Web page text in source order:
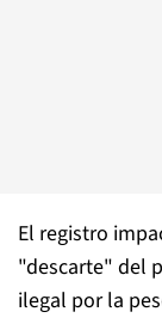
El registro
"descarte" del
ilegal por la